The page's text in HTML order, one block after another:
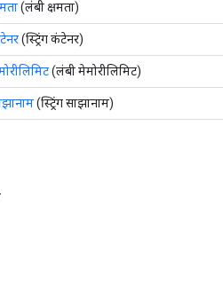
(लंबी क्षमता)
(स्ट्रिंग कंटेनर)
(लंबी मेमोरीलिमिट)
(स्ट्रिंग साझानाम)